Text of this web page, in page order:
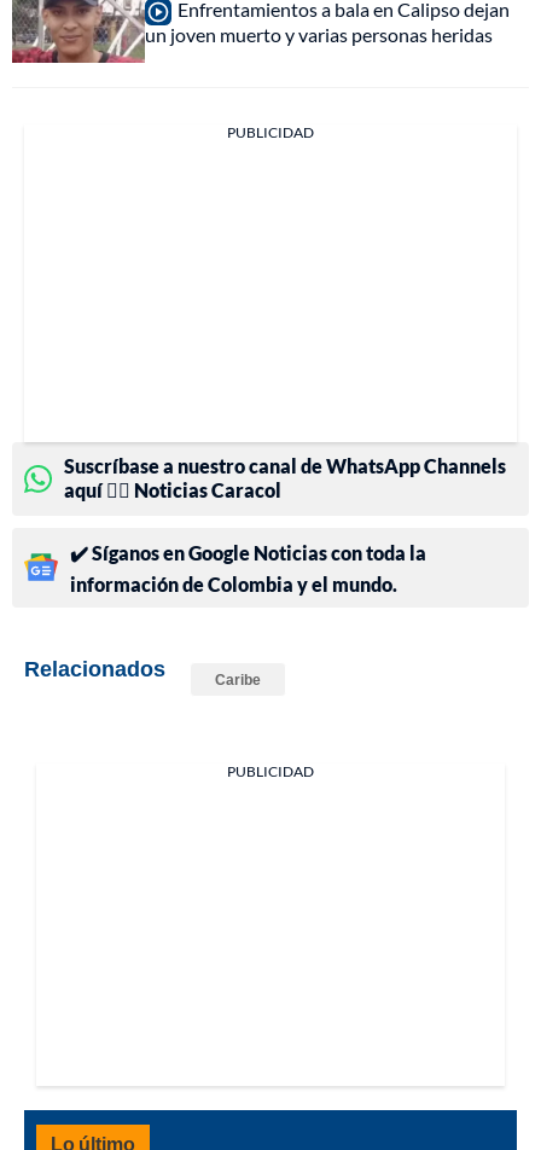
Enfrentamientos a bala en Calipso dejan
un joven muerto y varias personas heridas
PUBLICIDAD
Suscríbase a nuestro canal de WhatsApp Channels
aquí 👉🏻 Noticias Caracol
✔️ Síganos en Google Noticias con toda la
información de Colombia y el mundo.
Relacionados Caribe
PUBLICIDAD
Lo último